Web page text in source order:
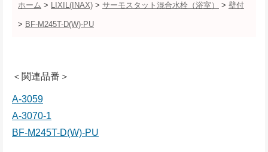
ホーム > LIXIL(INAX) > サーモスタット混合水栓（浴室） > 壁付
> BF-M245T-D(W)-PU
＜関連品番＞
A-3059
A-3070-1
BF-M245T-D(W)-PU